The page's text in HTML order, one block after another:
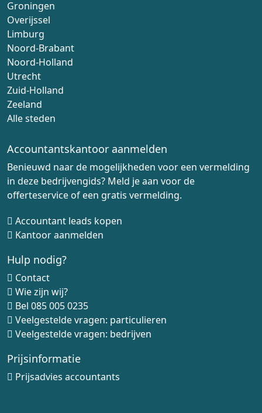
Groningen
Overijssel
Limburg
Noord-Brabant
Noord-Holland
Utrecht
Zuid-Holland
Zeeland
Alle steden
Accountantskantoor aanmelden
Benieuwd naar de mogelijkheden voor een vermelding
in deze bedrijvengids? Meld je aan voor de
offerteservice of een gratis vermelding.
Accountant leads kopen
Kantoor aanmelden
Hulp nodig?
Contact
Wie zijn wij?
Bel 085 005 0235
Veelgestelde vragen: particulieren
Veelgestelde vragen: bedrijven
Prijsinformatie
Prijsadvies accountants